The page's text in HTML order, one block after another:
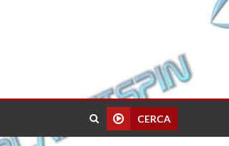
CERCA